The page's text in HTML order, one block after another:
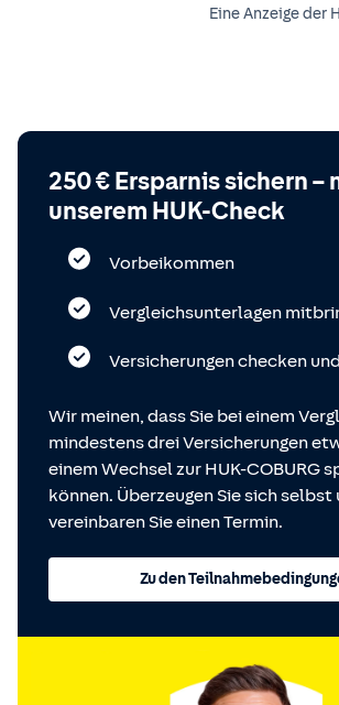
Eine Anzeige der
250 € Ersparnis sichern –
unserem HUK-Check
Vorbeikommen
Vergleichsunterlagen
Versicherungen checken
Wir meinen, dass Sie bei einem
mindestens drei Versicherungen
einem Wechsel zur HUK-COBURG
können. Überzeugen Sie sich selbst
vereinbaren Sie einen Termin.
Zu den